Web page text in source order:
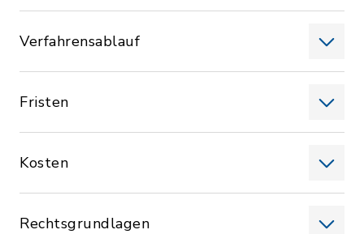
Verfahrensablauf
Fristen
Kosten
Rechtsgrundlagen